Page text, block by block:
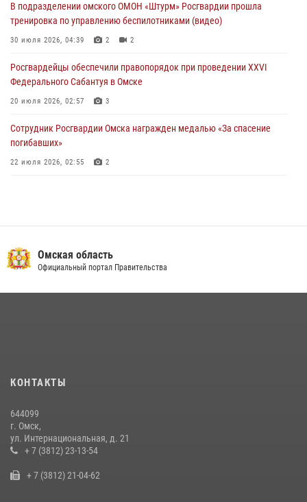
При содействии спецназа Росгвардии пресечены нарушения
миграционного законодательства в Омске (видео)
В подразделении омского ОМОН «Штурм» Росгвардии прошла
тренировка по управлению беспилотниками (видео)
30 июля 2026, 04:39 2 2
Росгвардейцы обеcпечили правопорядок при проведении XXVI
Федерального Сабантуя в Омске
20 июля 2026, 02:57 3
Сотрудник Росгвардии Омска награжден медалью «За спасение
погибавших»
22 июля 2026, 02:55 2
Росгвардия обеспечила безопасность уникального передвижного
музея «Поезд Победы» в Омске
области
Cотрудники ОМОН "Штурм" Росгвардии отработали навыки
пилотирования БПЛА в Омске
Омская область
Официальный портал Правительства
КОНТАКТЫ
644099
г. Омск,
ул. Интернациональная, д. 21
+ 7 (3812) 23-13-54
+ 7 (3812) 21-04-62